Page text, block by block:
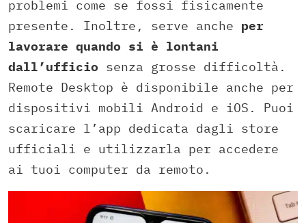
problemi come se fossi fisicamente
presente. Inoltre, serve anche per
lavorare quando si è lontani
dall’ufficio senza grosse difficoltà.
Remote Desktop è disponibile anche per
dispositivi mobili Android e iOS. Puoi
scaricare l’app dedicata dagli store
ufficiali e utilizzarla per accedere
ai tuoi computer da remoto.